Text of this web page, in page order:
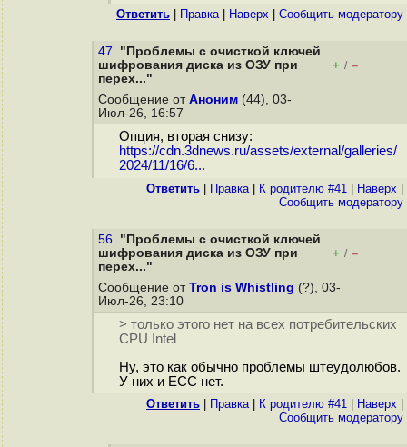
Ответить Правка| Наверх Cообщить модератору
47. "Проблемы с очисткой ключей
шифрования диска из ОЗУ при
перех..."
+ / –
Сообщение от Аноним (44), 03-
Июл-26, 16:57
Опция, вторая снизу:
https://cdn.3dnews.ru/assets/external/galleries/
2024/11/16/6...
Ответить Правка| К родителю #41 Наверх
Cообщить модератору
56. "Проблемы с очисткой ключей
шифрования диска из ОЗУ при
перех..."
+ / –
Сообщение от Tron is Whistling (?), 03-
Июл-26, 23:10
> только этого нет на всех потребительских
CPU Intel
Ну, это как обычно проблемы штеудолюбов.
У них и ECC нет.
Ответить Правка| К родителю #41 Наверх
Cообщить модератору